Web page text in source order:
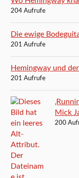
204 Aufrufe
Die ewige
201 Aufrufe
Hemingway und
201 Aufrufe
Mick
200